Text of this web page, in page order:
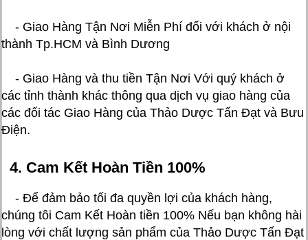
- Giao Hàng Tận Nơi Miễn Phí đối với khách ở nội
thành Tp.HCM và Bình Dương
- Giao Hàng và thu tiền Tận Nơi Với quý khách ở
các tỉnh thành khác thông qua dịch vụ giao hàng của
các đối tác Giao Hàng của Thảo Dược Tấn Đạt và Bưu
Điện.
4. Cam Kết Hoàn Tiền 100%
- Để đảm bảo tối đa quyền lợi của khách hàng,
chúng tôi Cam Kết Hoàn tiền 100% Nếu bạn không hài
lòng với chất lượng sản phẩm của Thảo Dược Tấn Đạt